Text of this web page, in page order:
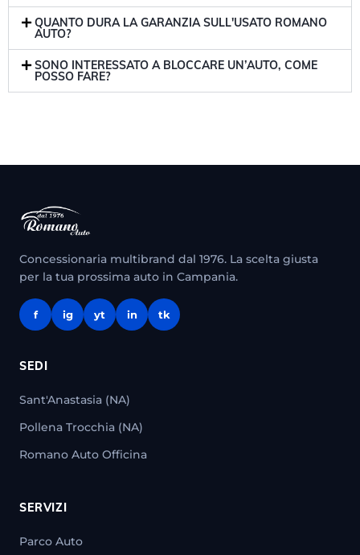
QUANTO DURA LA GARANZIA SULL'USATO ROMANO
AUTO?
SONO INTERESSATO A BLOCCARE UN’AUTO, COME
POSSO FARE?
Concessionaria multibrand dal 1976. La scelta giusta
per la tua prossima auto in Campania.
f ig yt in tk
SEDI
Sant'Anastasia (NA)
Pollena Trocchia (NA)
Romano Auto Officina
SERVIZI
Parco Auto